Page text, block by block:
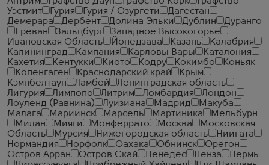
Уэстмит
Гурия Гурия / Озургети
Дагестан
Демерара
Дербент Долина Эльки Дублин
Дуранго
Ереван
Зальцбург
Западное Высокогорье
Ивановская Область
Йонедзава Казань
Калабрия
Калининград
Кампания Карловы Вары
Каталония
Кахетия
Кентукки Киото Кодру Кокимбо
Коньяк
Копенгаген
Краснодарский край
Крым
Кэмпбелтаун
Ламбей
Ленинградская область
Лигурия
Лимпопо Литрим Ломбардия
Лондон
Лоуленд (Равнина)
Луизиана Мадрид
Макуба
Малага
Мариинск Марсель Мартиника
Мельбурн
Милан
Мияги Монферрато Москва
Московская
Область
Мурсия Нижегородская область
Ниигата
Нормандия
Норфолк Оахака Обнинск
Орегон
Остров Арран
Остров Скай Пенедес Пенза
Пермь